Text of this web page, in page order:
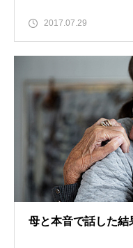
2017.07.29
母と本音で話した結